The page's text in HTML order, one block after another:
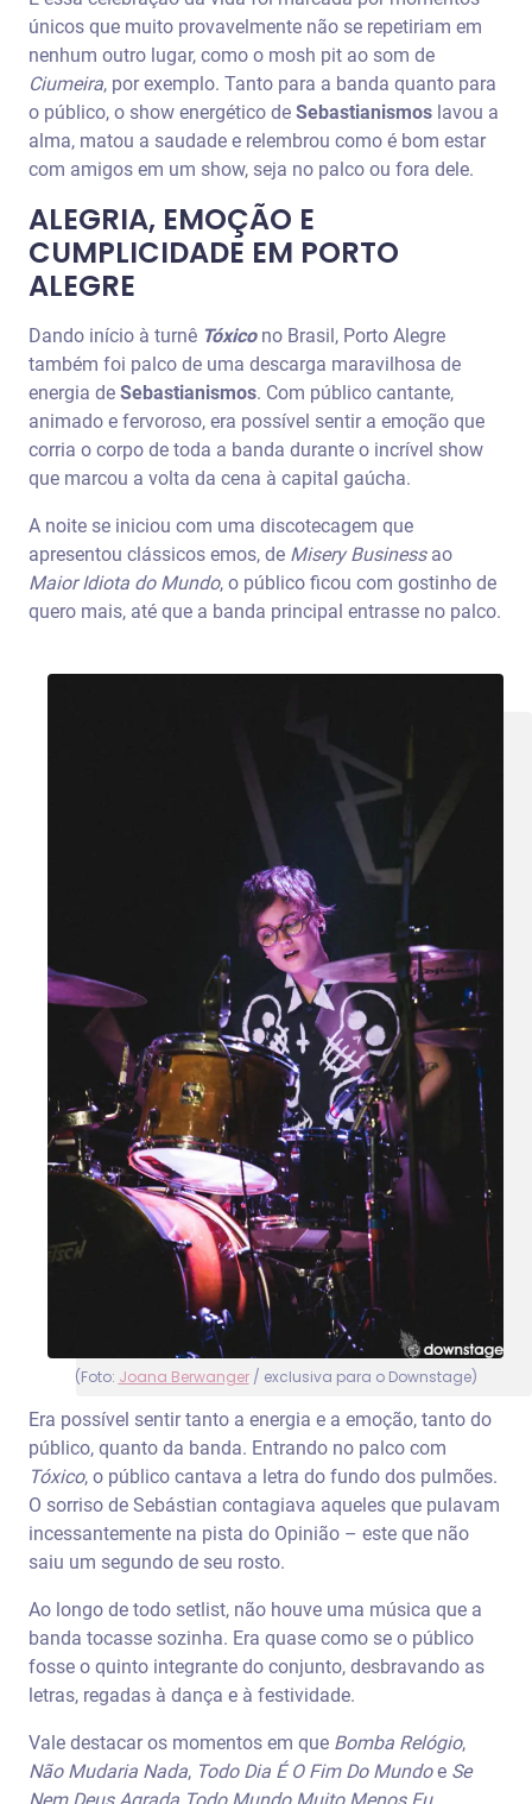
únicos que muito provavelmente não se repetiriam em
nenhum outro lugar, como o mosh pit ao som de
Ciumeira, por exemplo. Tanto para a banda quanto para
o público, o show energético de Sebastianismos lavou a
alma, matou a saudade e relembrou como é bom estar
com amigos em um show, seja no palco ou fora dele.
ALEGRIA, EMOÇÃO E
CUMPLICIDADE EM PORTO
ALEGRE
Dando início à turnê Tóxicono Brasil, Porto Alegre
também foi palco de uma descarga maravilhosa de
energia de Sebastianismos. Com público cantante,
animado e fervoroso, era possível sentir a emoção que
corria o corpo de toda a banda durante o incrível show
que marcou a volta da cena à capital gaúcha.
A noite se iniciou com uma discotecagem que
apresentou clássicos emos, de Misery Business ao
Maior Idiota do Mundo, o público ficou com gostinho de
quero mais, até que a banda principal entrasse no palco.
(Foto: Joana Berwanger/ exclusiva para o Downstage)
Era possível sentir tanto a energia e a emoção, tanto do
público, quanto da banda. Entrando no palco com
Tóxico, o público cantava a letra do fundo dos pulmões.
O sorriso de Sebástian contagiava aqueles que pulavam
incessantemente na pista do Opinião – este que não
saiu um segundo de seu rosto.
Ao longo de todo setlist, não houve uma música que a
banda tocasse sozinha. Era quase como se o público
fosse o quinto integrante do conjunto, desbravando as
letras, regadas à dança e à festividade.
Vale destacar os momentos em que Bomba Relógio,
Não Mudaria Nada, Todo Dia É O Fim Do Mundoe Se